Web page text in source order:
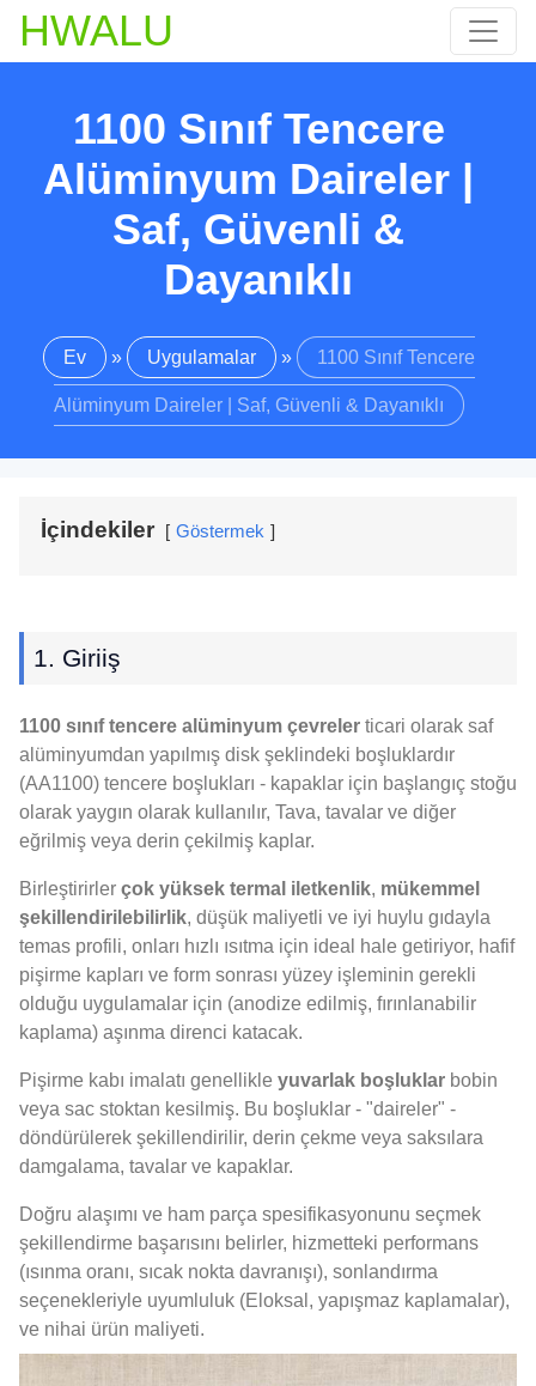
HWALU
1100 Sınıf Tencere
Alüminyum Daireler |
Saf, Güvenli &
Dayanıklı
Ev » Uygulamalar » 1100 Sınıf Tencere
Alüminyum Daireler | Saf, Güvenli & Dayanıklı
İçindekiler Göstermek
1. Giriiş
1100 sınıf tencere alüminyum çevreler ticari olarak saf
alüminyumdan yapılmış disk şeklindeki boşluklardır
(AA1100) tencere boşlukları - kapaklar için başlangıç ​​stoğu
olarak yaygın olarak kullanılır, Tava, tavalar ve diğer
eğrilmiş veya derin çekilmiş kaplar.
Birleştirirler çok yüksek termal iletkenlik, mükemmel
şekillendirilebilirlik, düşük maliyetli ve iyi huylu gıdayla
temas profili, onları hızlı ısıtma için ideal hale getiriyor, hafif
pişirme kapları ve form sonrası yüzey işleminin gerekli
olduğu uygulamalar için (anodize edilmiş, fırınlanabilir
kaplama) aşınma direnci katacak.
Pişirme kabı imalatı genellikle yuvarlak boşluklar bobin
veya sac stoktan kesilmiş. Bu boşluklar - "daireler" -
döndürülerek şekillendirilir, derin çekme veya saksılara
damgalama, tavalar ve kapaklar.
Doğru alaşımı ve ham parça spesifikasyonunu seçmek
şekillendirme başarısını belirler, hizmetteki performans
(ısınma oranı, sıcak nokta davranışı), sonlandırma
seçenekleriyle uyumluluk (Eloksal, yapışmaz kaplamalar),
ve nihai ürün maliyeti.